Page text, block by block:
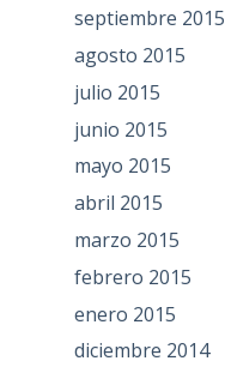
septiembre 2015
agosto 2015
julio 2015
junio 2015
mayo 2015
abril 2015
marzo 2015
febrero 2015
enero 2015
diciembre 2014